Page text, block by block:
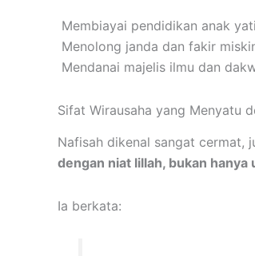
Membiayai pendidikan anak
Menolong janda dan fakir
Mendanai majelis ilmu dan
Sifat Wirausaha yang Menyatu
Nafisah dikenal sangat cermat,
dengan niat lillah, bukan hanya
Ia berkata: